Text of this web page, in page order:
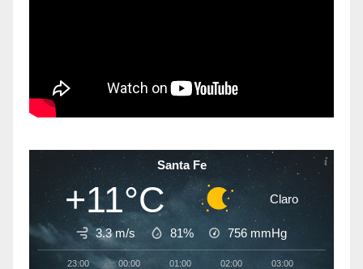
Santa Fe
+11°C Claro
3.3 m/s 81% 756 mmHg
23:00 00:00 01:00 02:00 03:00